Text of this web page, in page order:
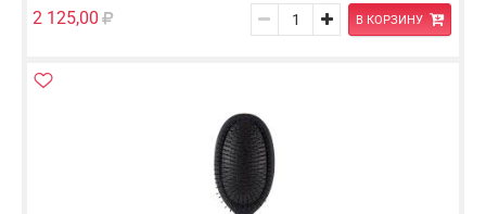
2 125,00 В КОРЗИНУ